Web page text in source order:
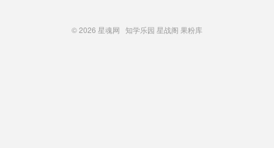
© 2026 星魂网 知学乐园 星战阁 果粉库